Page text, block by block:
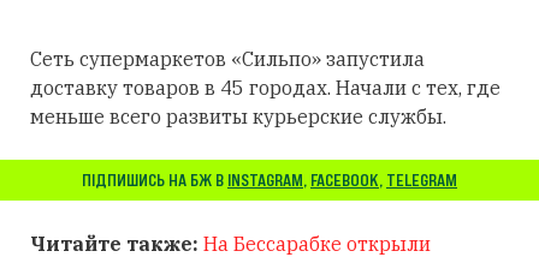
Сеть супермаркетов «Сильпо» запустила
доставку товаров в 45 городах. Начали с тех, где
меньше всего развиты курьерские службы.
ПІДПИШИСЬ НА БЖ В INSTAGRAM, FACEBOOK, TELEGRAM
Читайте также: На Бессарабке открыли